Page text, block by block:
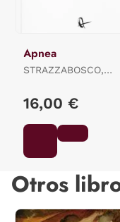
Apnea
STRAZZABOSCO,
16,00 €
Otros